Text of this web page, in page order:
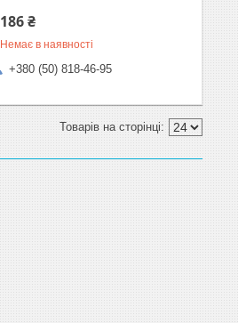
186 ₴
Немає в наявності
+380 (50) 818-46-95